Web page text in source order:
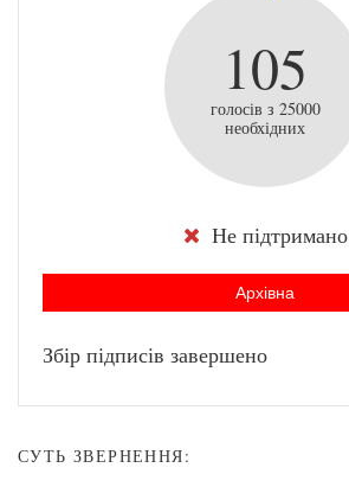
105
голосів з 25000
необхідних
Не підтримано
Архівна
Збір підписів завершено
СУТЬ ЗВЕРНЕННЯ: